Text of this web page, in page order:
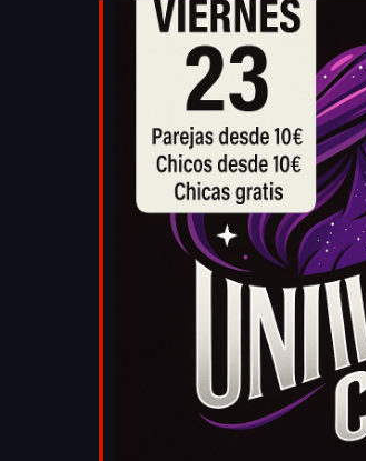
Outlook Live